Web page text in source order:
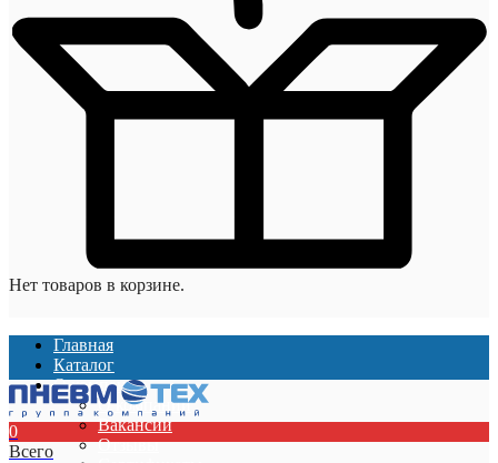
Нет товаров в корзине.
Главная
Каталог
О компании
О компании
Вакансии
Отзывы
0
Всего